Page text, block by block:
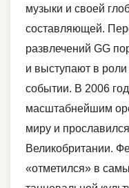
музыки и своей
составляющей.
развлечений GG
и выступают в роли
событии. В 2006
масштабнейшим
миру и
Великобритании.
«отметился» в